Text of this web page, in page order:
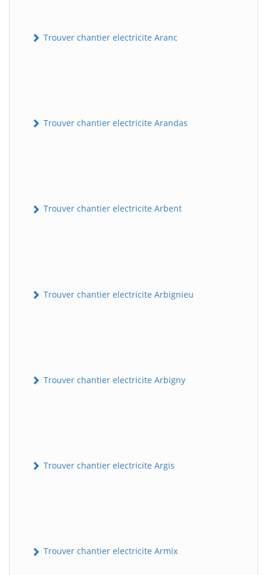
Trouver chantier electricite Aranc
Trouver chantier electricite Arandas
Trouver chantier electricite Arbent
Trouver chantier electricite Arbignieu
Trouver chantier electricite Arbigny
Trouver chantier electricite Argis
Trouver chantier electricite Armix